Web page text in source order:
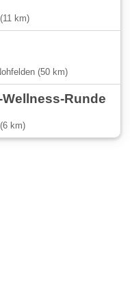
km)
(50 km)
Runde
km)